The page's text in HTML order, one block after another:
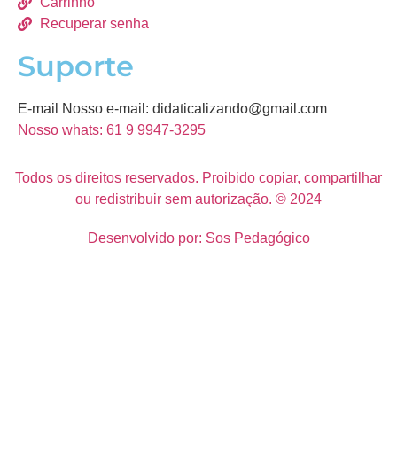
Recuperar senha
Suporte
E-mail Nosso e-mail: didaticalizando@gmail.com
Nosso whats: 61 9 9947-3295
Todos os direitos reservados. Proibido copiar, compartilhar
ou redistribuir sem autorização. © 2024
Desenvolvido por: Sos Pedagógico